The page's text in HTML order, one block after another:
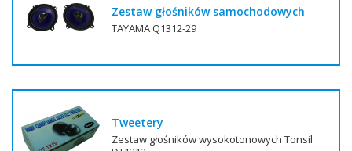
Zestaw głośników samochodowych
TAYAMA Q1312-29
Tweetery
Zestaw głośników wysokotonowych Tonsil